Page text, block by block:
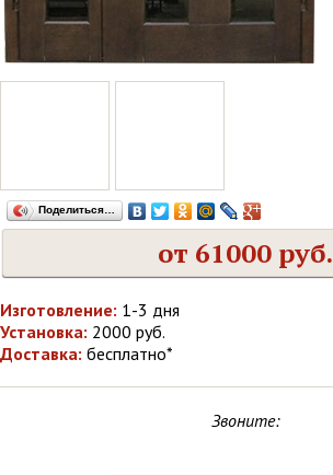
Поделиться…
от 61000 руб.
Изготовление: 1-3 дня
Установка: 2000 руб.
Доставка: бесплатно*
Звоните: